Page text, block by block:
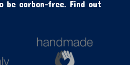
be carbon-free. Find out